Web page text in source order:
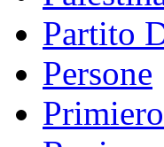
Partito
Persone